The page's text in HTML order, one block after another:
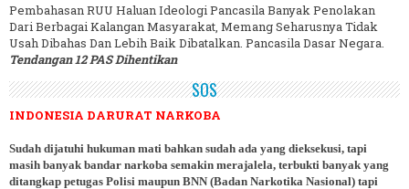
Pembahasan RUU Haluan Ideologi Pancasila Banyak Penolakan
Dari Berbagai Kalangan Masyarakat, Memang Seharusnya Tidak
Usah Dibahas Dan Lebih Baik Dibatalkan. Pancasila Dasar Negara.
Tendangan 12 PAS Dihentikan
SOS
INDONESIA DARURAT NARKOBA
Sudah dijatuhi hukuman mati bahkan sudah ada yang dieksekusi, tapi
masih banyak bandar narkoba semakin merajalela, terbukti banyak yang
ditangkap petugas Polisi maupun BNN (Badan Narkotika Nasional) tapi